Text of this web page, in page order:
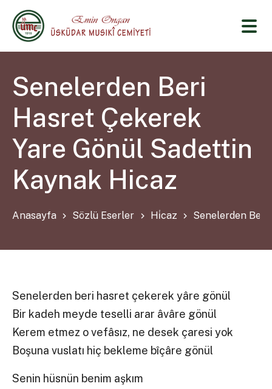
Senelerden Beri
Hasret Çekerek
Yare Gönül Sadettin
Kaynak Hicaz
Anasayfa Sözlü Eserler Hi̇caz Senelerden Beri
Senelerden beri hasret çekerek yâre gönül
Bir kadeh meyde teselli arar âvâre gönül
Kerem etmez o vefâsız, ne desek çaresi yok
Boşuna vuslatı hiç bekleme bîçâre gönül
Senin hüsnün benim aşkım